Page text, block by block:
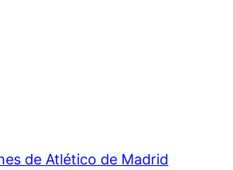
de Atlético de Madrid